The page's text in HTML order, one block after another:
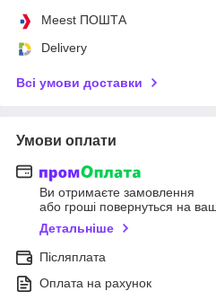
Meest ПОШТА
Delivery
Всі умови доставки
Умови оплати
Ви отримаєте замовлення
або гроші повернуться на
Детальніше
Післяплата
Оплата на рахунок